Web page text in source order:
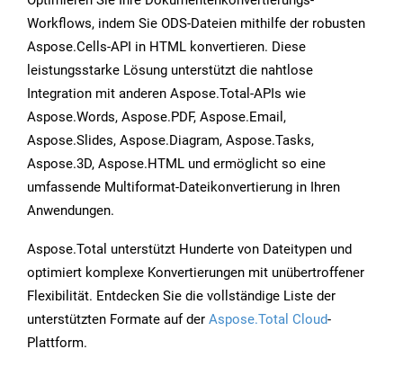
Workflows, indem Sie ODS-Dateien mithilfe der robusten
Aspose.Cells-API in HTML konvertieren. Diese
leistungsstarke Lösung unterstützt die nahtlose
Integration mit anderen Aspose.Total-APIs wie
Aspose.Words, Aspose.PDF, Aspose.Email,
Aspose.Slides, Aspose.Diagram, Aspose.Tasks,
Aspose.3D, Aspose.HTML und ermöglicht so eine
umfassende Multiformat-Dateikonvertierung in Ihren
Anwendungen.
Aspose.Total unterstützt Hunderte von Dateitypen und
optimiert komplexe Konvertierungen mit unübertroffener
Flexibilität. Entdecken Sie die vollständige Liste der
unterstützten Formate auf der Aspose.Total Cloud-
Plattform.